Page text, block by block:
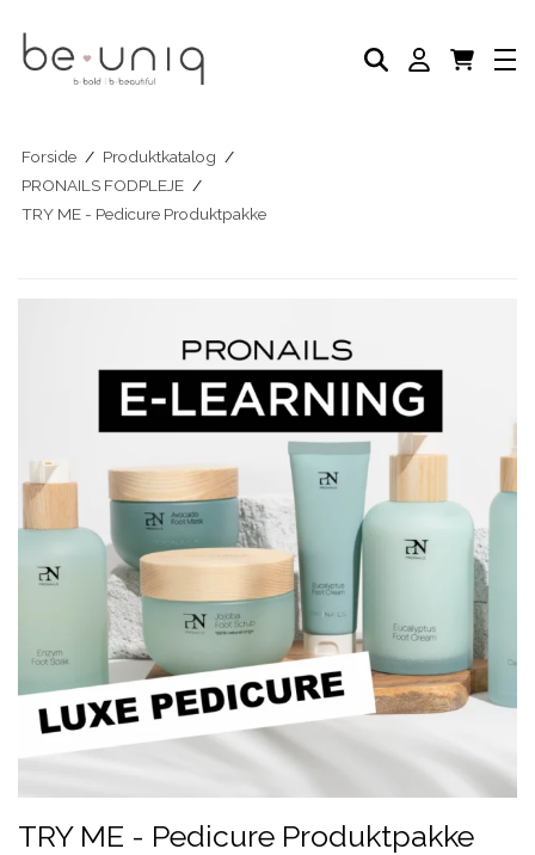
AKADEMI
SELVBRUNER
NEGLEPLEJE
NEGLEPLEJE TILBEHØR
BLOG
Forside / Produktkatalog /
PRONAILS FODPLEJE /
TRY ME - Pedicure Produktpakke
TRY ME - Pedicure Produktpakke